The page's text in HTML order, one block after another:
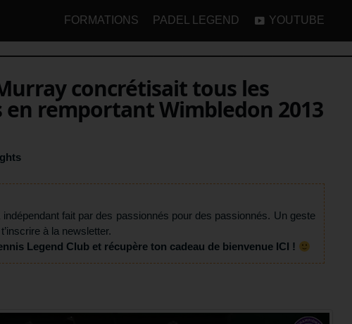
FORMATIONS PADEL LEGEND YOUTUBE
concrétisait tous les
en remportant Wimbledon 2013
fait par des passionnés pour des passionnés. Un geste
à la newsletter.
Legend Club et récupère ton cadeau de bienvenue ICI !